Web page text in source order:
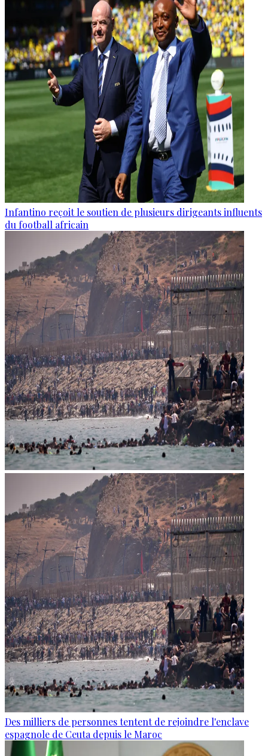
Infantino reçoit le soutien de plusieurs dirigeants influents
du football africain
Des milliers de personnes tentent de rejoindre l'enclave
espagnole de Ceuta depuis le Maroc